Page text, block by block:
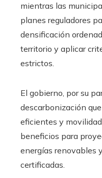
mientras las
planes reguladores
densificación
territorio y aplicar
estrictos.
El gobierno, por su
descarbonización
eficientes y
beneficios para
energías renovables
certificadas.